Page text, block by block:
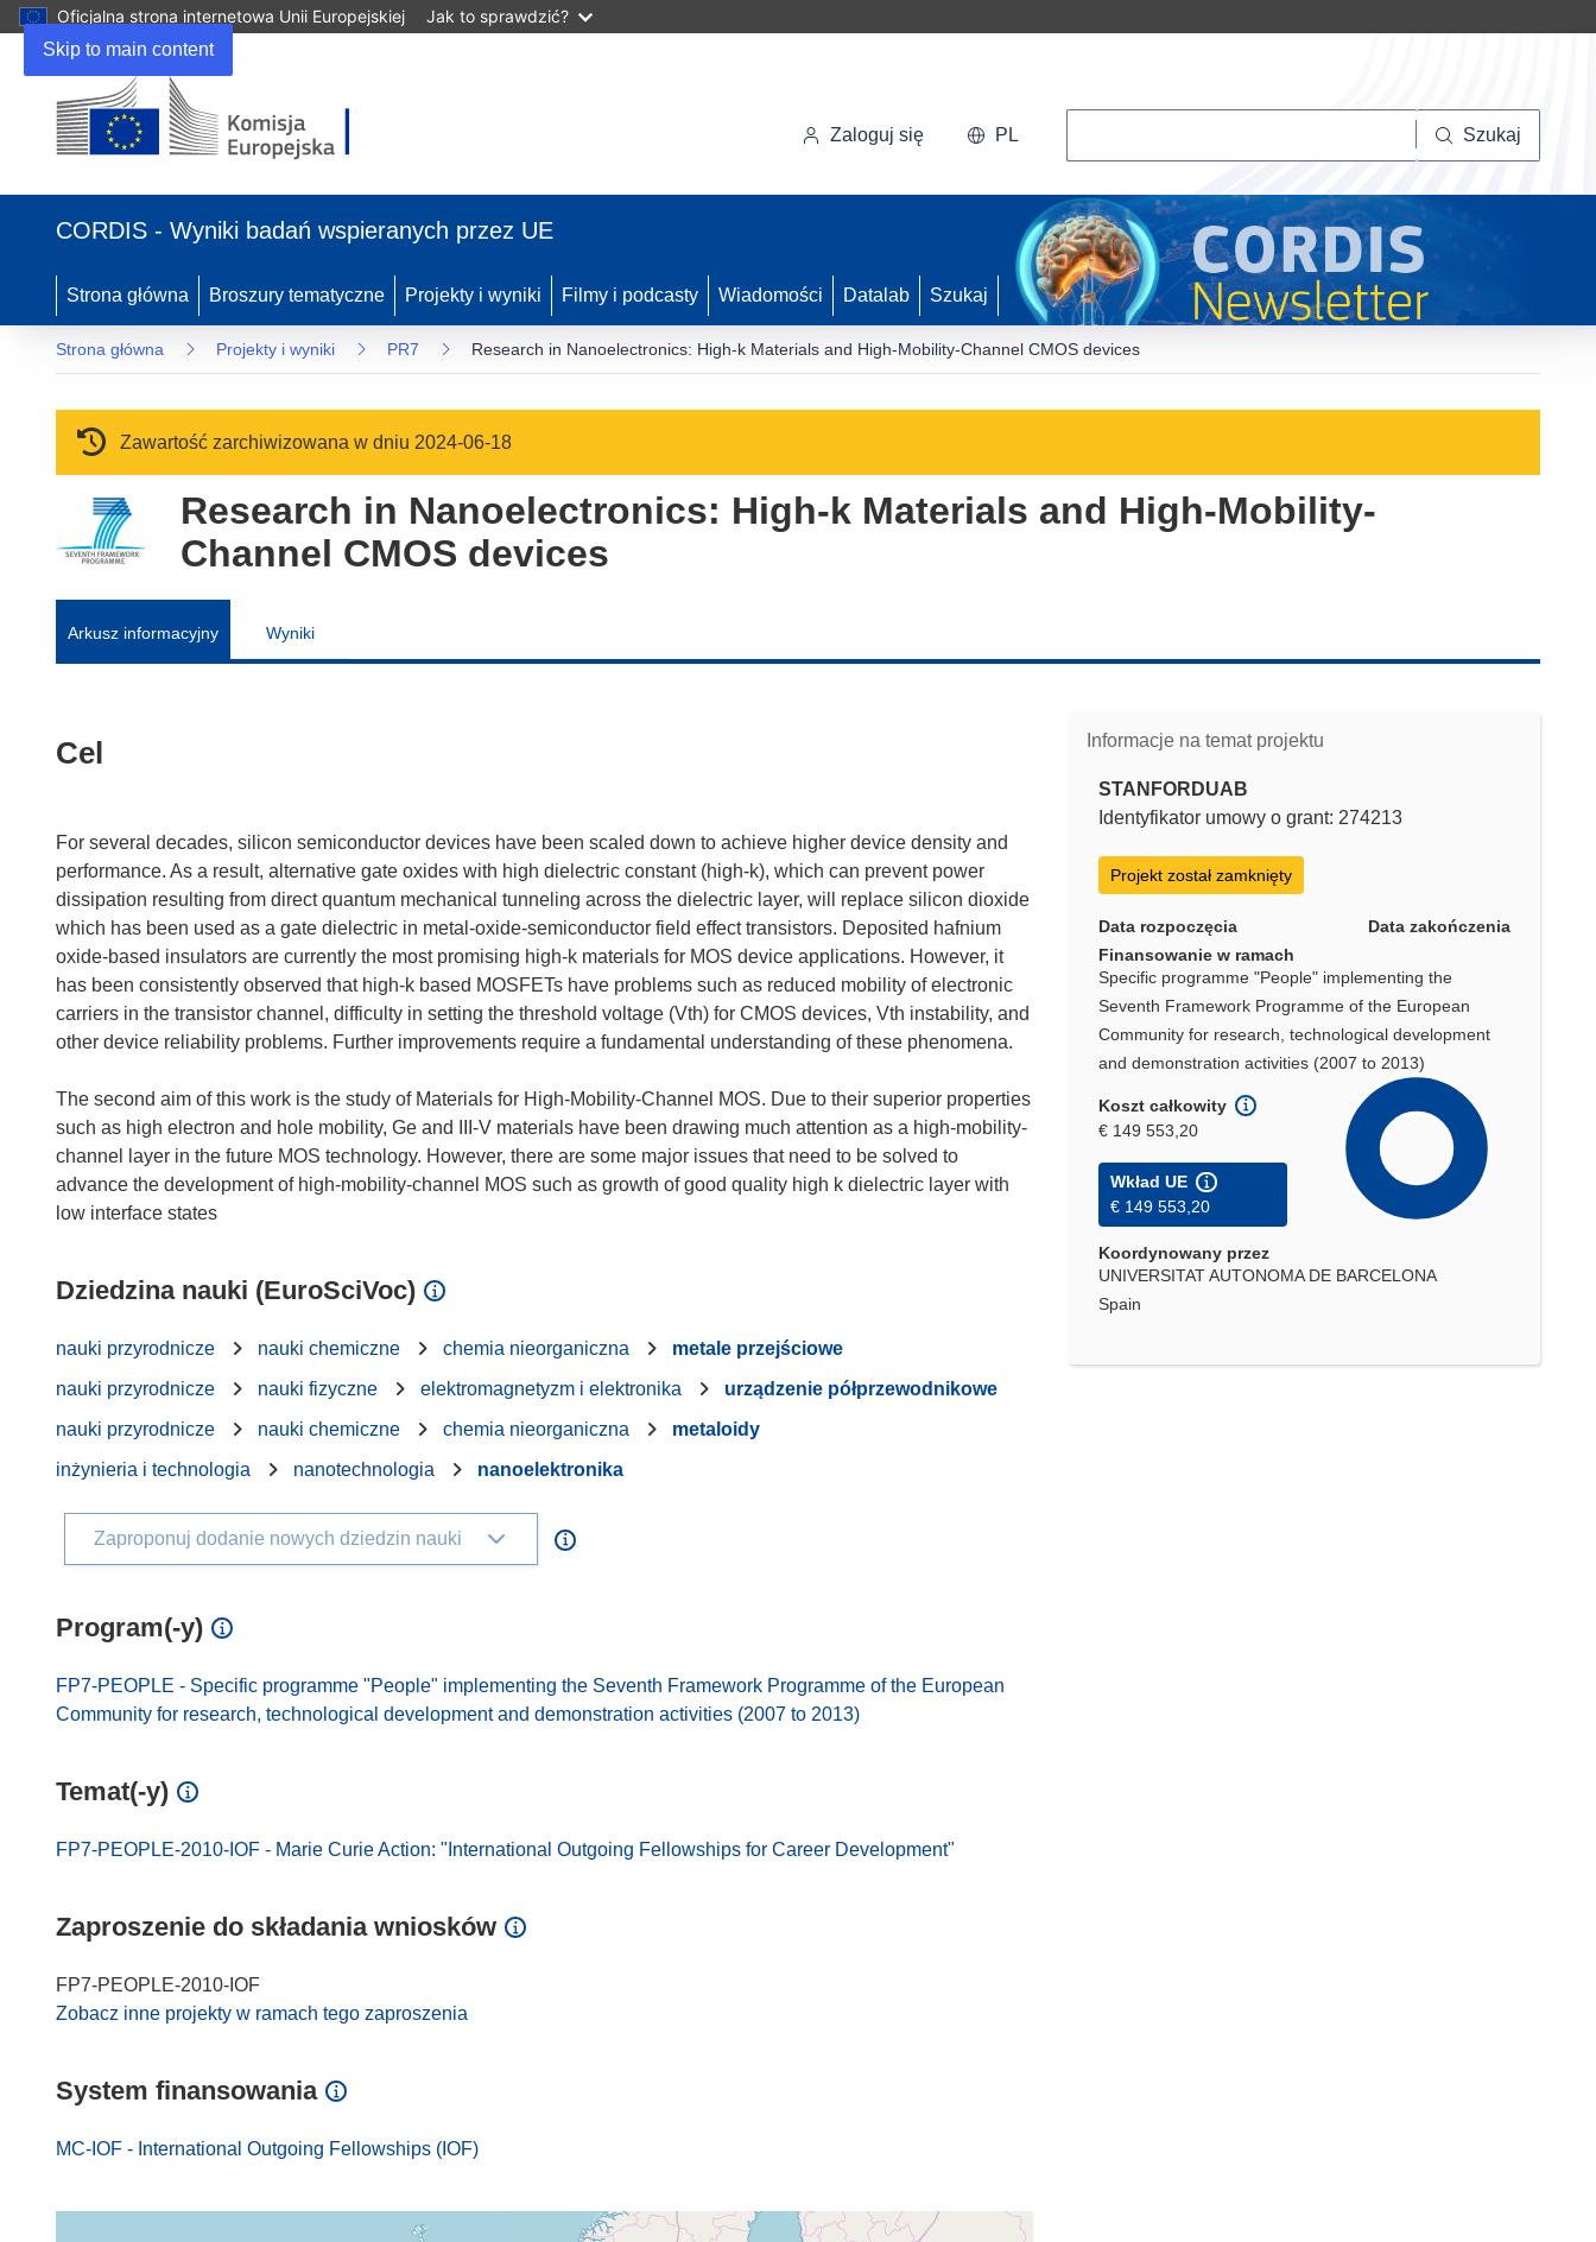
Skip to main content
Oficjalna strona internetowa Unii Europejskiej Jak to sprawdzić?
Zaloguj się PL Szukaj
CORDIS - Wyniki badań wspieranych przez UE
Strona główna Broszury tematyczne Projekty i wyniki Filmy i podcasty Wiadomości Datalab Szukaj
Strona główna Projekty i wyniki PR7 Research in Nanoelectronics: High-k Materials and High-Mobility-Channel CMOS devices
Zawartość zarchiwizowana w dniu 2024-06-18
Research in Nanoelectronics: High-k Materials and High-Mobility-
Channel CMOS devices
Arkusz informacyjny Wyniki
Informacje na temat projektu
STANFORDUAB
Identyfikator umowy o grant: 274213
Projekt został zamknięty
Data rozpoczęcia
Data zakończenia
Finansowanie w ramach
Specific programme "People" implementing the
Seventh Framework Programme of the European
Community for research, technological development
and demonstration activities (2007 to 2013)
Koszt całkowity
€ 149 553,20
Wkład UE
€ 149 553,20
Koordynowany przez
UNIVERSITAT AUTONOMA DE BARCELONA
Spain
Cel
For several decades, silicon semiconductor devices have been scaled down to achieve higher device density and
performance. As a result, alternative gate oxides with high dielectric constant (high-k), which can prevent power
dissipation resulting from direct quantum mechanical tunneling across the dielectric layer, will replace silicon dioxide
which has been used as a gate dielectric in metal-oxide-semiconductor field effect transistors. Deposited hafnium
oxide-based insulators are currently the most promising high-k materials for MOS device applications. However, it
has been consistently observed that high-k based MOSFETs have problems such as reduced mobility of electronic
carriers in the transistor channel, difficulty in setting the threshold voltage (Vth) for CMOS devices, Vth instability, and
other device reliability problems. Further improvements require a fundamental understanding of these phenomena.
The second aim of this work is the study of Materials for High-Mobility-Channel MOS. Due to their superior properties
such as high electron and hole mobility, Ge and III-V materials have been drawing much attention as a high-mobility-
channel layer in the future MOS technology. However, there are some major issues that need to be solved to
advance the development of high-mobility-channel MOS such as growth of good quality high k dielectric layer with
Dziedzina nauki (EuroSciVoc)
nauki przyrodnicze nauki chemiczne chemia nieorganiczna
metale przejściowe
nauki przyrodnicze
nauki fizyczne elektromagnetyzm i elektronika
urządzenie półprzewodnikowe
nauki przyrodnicze
nauki chemiczne chemia nieorganiczna
metaloidy
inżynieria i technologia
nanotechnologia nanoelektronika
Zaproponuj dodanie nowych dziedzin nauki
Program(-y)
FP7-PEOPLE - Specific programme "People" implementing the Seventh Framework Programme of the European
Community for research, technological development and demonstration activities (2007 to 2013)
Temat(-y)
FP7-PEOPLE-2010-IOF - Marie Curie Action: "International Outgoing Fellowships for Career Development"
Zaproszenie do składania wniosków
FP7-PEOPLE-2010-IOF
Zobacz inne projekty w ramach tego zaproszenia
System finansowania
MC-IOF - International Outgoing Fellowships (IOF)